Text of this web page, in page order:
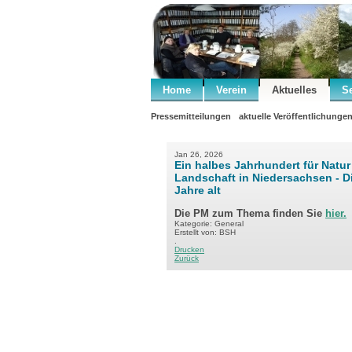
Home Verein Aktuelles
Pressemitteilungen aktuelle Veröffentlichungen
Jan 26, 2026
Ein halbes Jahrhundert für
Landschaft in Niedersachsen -
Jahre alt
Die PM zum Thema finden Sie hier.
Kategorie: General
Erstellt von: BSH
Drucken
Zurück